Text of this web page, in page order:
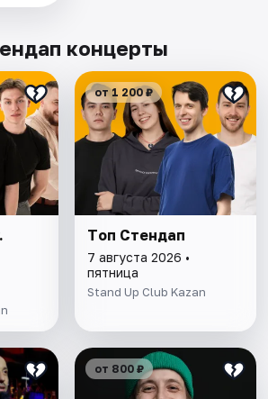
концерты
от 1 200 ₽
Tоп Стендап
7 августа 2026 •
пятница
Stand Up Club Kazan
от 800 ₽